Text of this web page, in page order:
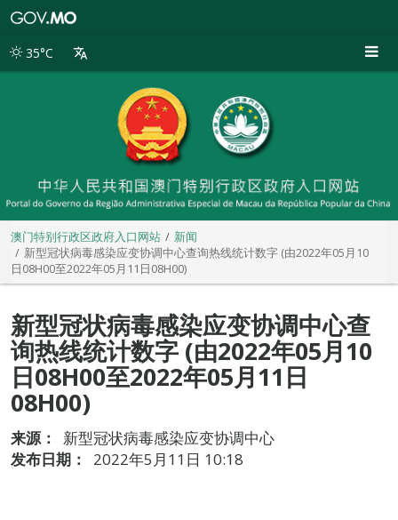
别
35°C
澳门特别行政区政府入口网站
新闻
新型冠状病毒感染应变协调中心查询热线统计数字 (由2022年05月10
日08H00至2022年05月11日08H00)
新型冠状病毒感染应变协调中心查
询热线统计数字 (由2022年05月10
日08H00至2022年05月11日
08H00)
来源：
新型冠状病毒感染应变协调中心
发布日期：
2022年5月11日 10:18